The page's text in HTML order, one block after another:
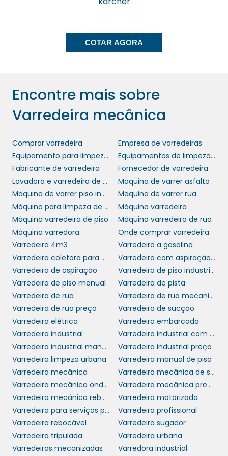
varredeira mecânica de qualidade significa
escolher um produto que não só atende suas
qualidade e faça uma escolha que gere
retorno ao longo do tempo.
CRITERIOS DE SELEÇÃO
PARA SUA VARREDEIRA
MECÂNICA
Antes de decidir qual varredeira mecânica
adquirir, há diversos fatores que devem ser
considerados. O primeiro deles é o tipo de
superfície em que você irá utilizá-la.
Diferentes modelos são projetados para lidar
com pisos variados, e escolher o modelo
certo será fundamental para alcançar os
melhores resultados.
A capacidade do reservatório de detritos
também é uma consideração importante.
Uma varredeira com maior capacidade
possibilitará sessões de limpeza mais longas
sem a necessidade de interrupções para
esvaziamento. Se o seu ambiente é de grande
circulação ou sujeira excessiva, este é um
fator que não deve ser menosprezado na
hora da compra.
INVESTINDO EM
RESULTADOS
SUSTENTÁVEIS
COTAR AGORA
Encontre mais sobre
Varredeira mecânica
Comprar varredeira
Empresa de varredeiras
Equipamento para limpeza de rua
Equipamentos de limpeza urbana
Fabricante de varredeira
Fornecedor de varredeira
Lavadora e varredeira de piso
Maquina de varrer asfalto
Maquina de varrer piso industrial
Maquina de varrer rua
Máquina para limpeza de ruas
Máquina varredeira
Máquina varredeira de piso
Máquina varredeira de rua
Máquina varredora
Onde comprar varredeira
Varredeira 4m3
Varredeira a gasolina
Varredeira coletora para uso interno e externo
Varredeira com aspiração mc 700
Varredeira de aspiração
Varredeira de piso industrial
Varredeira de piso manual
Varredeira de pista
Varredeira de rua
Varredeira de rua mecanizada
Varredeira de rua preço
Varredeira de sucção
Varredeira elétrica
Varredeira embarcada
Varredeira industrial
Varredeira industrial com trator
Varredeira industrial manual
Varredeira industrial preço
Varredeira limpeza urbana
Varredeira manual de piso
Varredeira mecânica
Varredeira mecânica de sucção
Varredeira mecânica onde comprar
Varredeira mecânica preço
Varredeira mecânica rebocável
Varredeira motorizada
Varredeira para serviços pesados em grandes áreas
Varredeira profissional
Varredeira rebocável
Varredeira sugador
Varredeira tripulada
Varredeira urbana
Varredeiras mecanizadas
Varredora industrial